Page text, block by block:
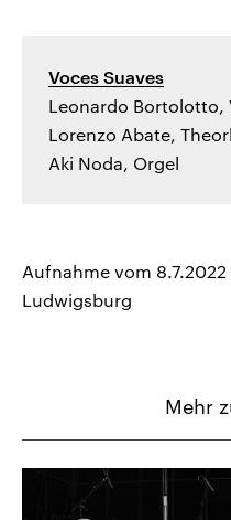
Voces Suaves
Leonardo Bortolotto,
Lorenzo Abate,
Aki Noda, Orgel
Aufnahme vom
Ludwigsburg
Mehr